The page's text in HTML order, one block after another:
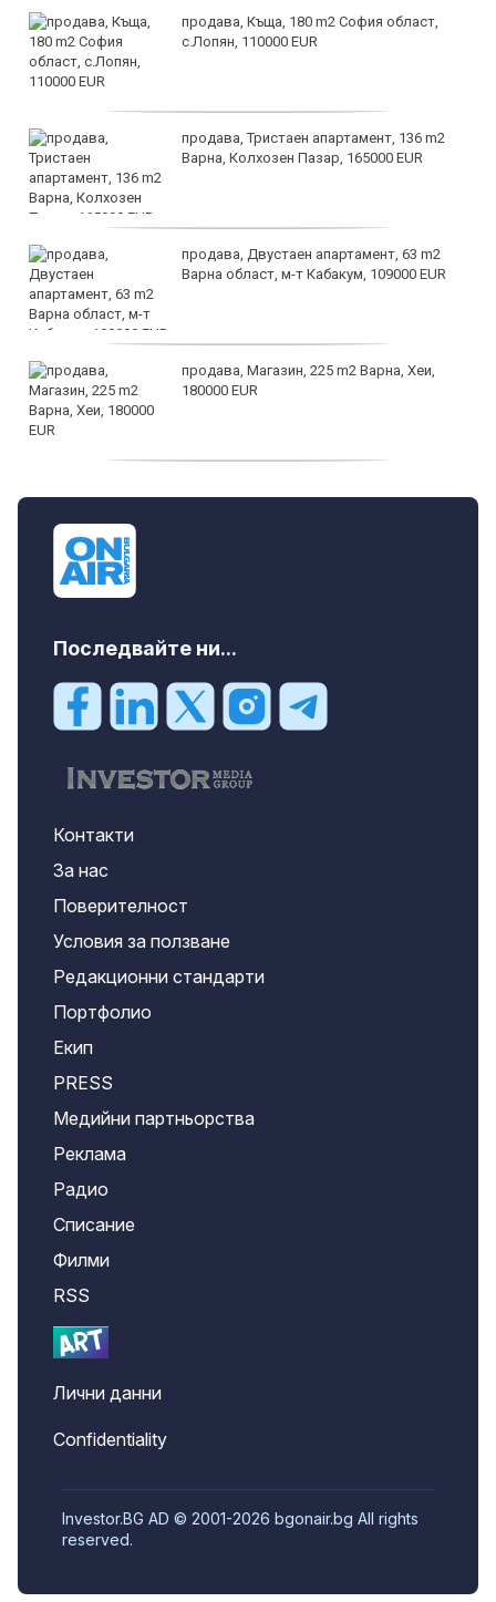
продава, Къща, 180 m2 София област,
с.Лопян, 110000 EUR
продава, Тристаен апартамент, 136 m2
Варна, Колхозен Пазар, 165000 EUR
продава, Двустаен апартамент, 63 m2
Варна област, м-т Кабакум, 109000 EUR
продава, Магазин, 225 m2 Варна, Хеи,
180000 EUR
Последвайте ни...
Контакти
За нас
Поверителност
Условия за ползване
Редакционни стандарти
Портфолио
Екип
PRESS
Медийни партньорства
Реклама
Радио
Списание
Филми
RSS
Лични данни
Confidentiality
Investor.BG AD © 2001-2026 bgonair.bg All rights
reserved.